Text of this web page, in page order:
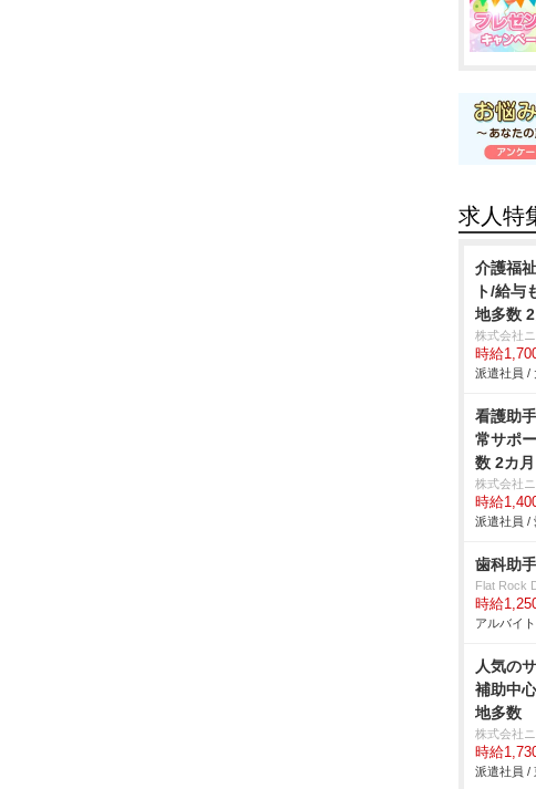
求人特
介護福
ト/給与
地多数
株式会社
時給
派遣社員 /
看護助
常サポ
数 2カ
株式会社
時給
派遣社員 /
歯科助
Flat Rock
時給
アルバイ
人気の
補助中
地多数
株式会社
時給
派遣社員 /